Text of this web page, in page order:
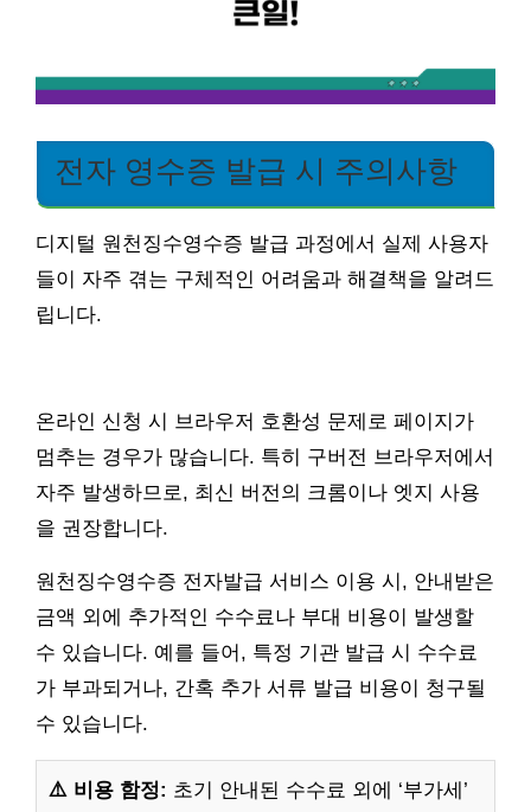
전자 영수증 발급 시 주의사항
디지털 원천징수영수증 발급 과정에서 실제 사용자
들이 자주 겪는 구체적인 어려움과 해결책을 알려드
립니다.
온라인 신청 시 브라우저 호환성 문제로 페이지가
멈추는 경우가 많습니다. 특히 구버전 브라우저에서
자주 발생하므로, 최신 버전의 크롬이나 엣지 사용
을 권장합니다.
원천징수영수증 전자발급 서비스 이용 시, 안내받은
금액 외에 추가적인 수수료나 부대 비용이 발생할
수 있습니다. 예를 들어, 특정 기관 발급 시 수수료
가 부과되거나, 간혹 추가 서류 발급 비용이 청구될
수 있습니다.
⚠️ 비용 함정: 초기 안내된 수수료 외에 ‘부가세’